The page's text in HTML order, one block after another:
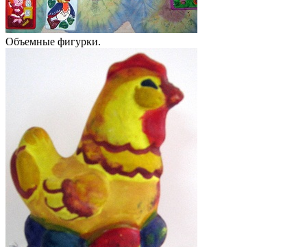
Объемные фигурки.